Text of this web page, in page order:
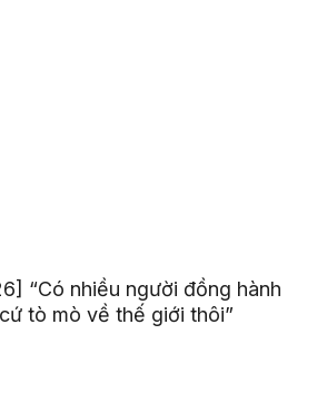
“Có nhiều người đồng hành
tò mò về thế giới thôi”